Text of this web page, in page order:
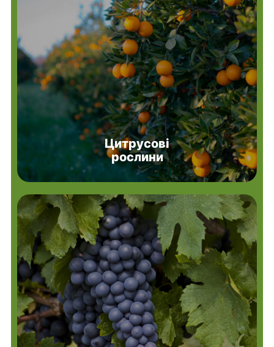
Цитрусові
рослини